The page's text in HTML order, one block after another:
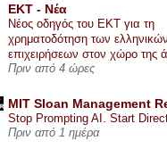
ΕΚΤ - Nέα
Νέος οδηγός του ΕΚΤ για τη
χρηματοδότηση των ελληνικών
επιχειρήσεων στον χώρο της
Πριν από 4 ώρες
MIT Sloan Management
Stop Prompting AI. Start
Πριν από 1 ημέρα